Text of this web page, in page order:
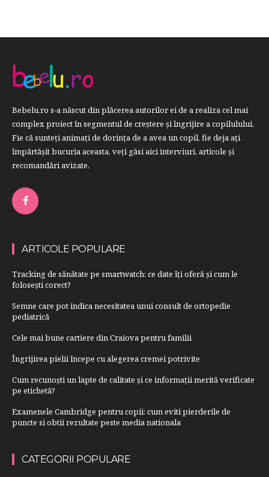
Bebelu.ro s-a născut din plăcerea autorilor ei de a realiza cel mai
complex proiect în segmentul de creştere şi îngrijire a copilulului.
Fie că sunteţi animaţi de dorinţa de a avea un copil, fie deja aţi
împărtăşit bucuria aceasta, veți găsi aici interviuri, articole şi
recomandări avizate.
ARTICOLE POPULARE
Tracking de sănătate pe smartwatch: ce date îți oferă și cum le
folosești corect?
Semne care pot indica necesitatea unui consult de ortopedie
pediatrică
Cele mai bune cartiere din Craiova pentru familii
Îngrijirea pielii începe cu alegerea cremei potrivite
Cum recunoști un lapte de calitate și ce informații merită verificate
pe etichetă?
Examenele Cambridge pentru copii: cum eviti pierderile de
puncte si obtii rezultate peste media nationala
CATEGORII POPULARE